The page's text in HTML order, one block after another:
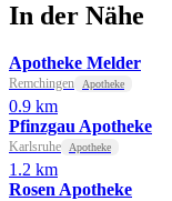
In der Nähe
Apotheke Melder
Remchingen Apotheke
0.9 km
Pfinzgau Apotheke
Karlsruhe Apotheke
1.2 km
Rosen Apotheke